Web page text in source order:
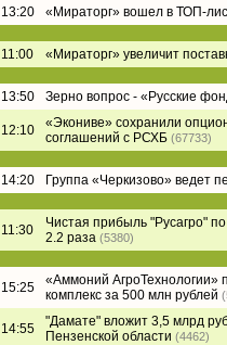
13:20 «Мираторг» вошел в ТОП-
11:00 «Мираторг» увеличит
13:50 Зерно вопрос - «Русские
12:10
«Экониве» сохранили
соглашений с РСХБ (67733)
14:20 Группа «Черкизово» ведет
11:30
Чистая прибыль "Русагро"
2.2 раза (5380)
15:25
«Аммоний АгроТехнологии»
комплекс за 500 млн рублей
14:55
"Дамате" вложит 3,5 млрд
Пензенской области (4462)